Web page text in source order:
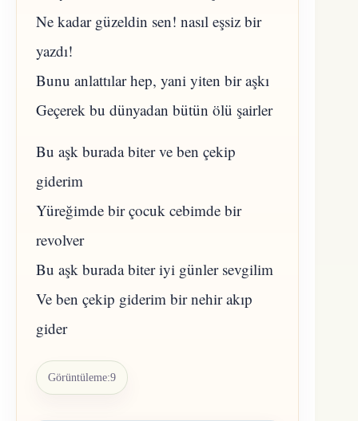
Ne kadar güzeldin sen! nasıl eşsiz bir
yazdı!
Bunu anlattılar hep, yani yiten bir aşkı
Geçerek bu dünyadan bütün ölü şairler
Bu aşk burada biter ve ben çekip
giderim
Yüreğimde bir çocuk cebimde bir
revolver
Bu aşk burada biter iyi günler sevgilim
Ve ben çekip giderim bir nehir akıp
gider
Görüntüleme:9